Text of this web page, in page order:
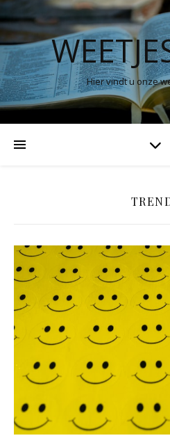
Hier vindt u onze